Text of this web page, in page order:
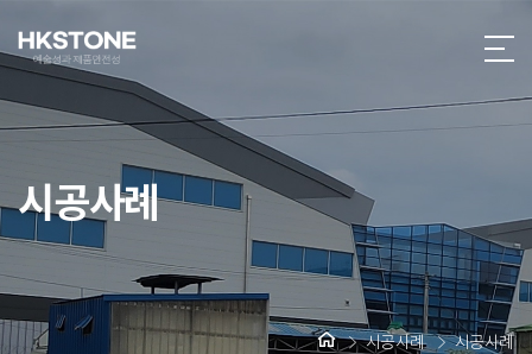
시공사례
시공사례 시공사례